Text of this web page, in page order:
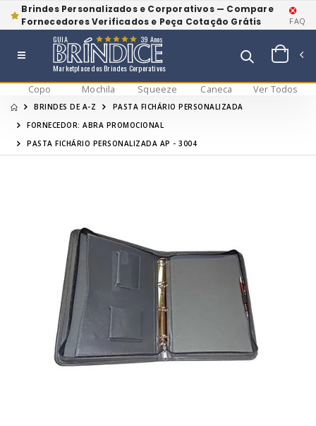
Brindes Personalizados e Corporativos — Compare
Fornecedores Verificados e Peça Cotação Grátis
FAQ
Marketplace dos Brindes Corporativos
GUIA 39 Anos
Copo Mochila Squeeze Caneca Ver Todos
BRINDES DE A-Z
PASTA FICHÁRIO PERSONALIZADA
FORNECEDOR: ABRA PROMOCIONAL
PASTA FICHÁRIO PERSONALIZADA AP - 3004